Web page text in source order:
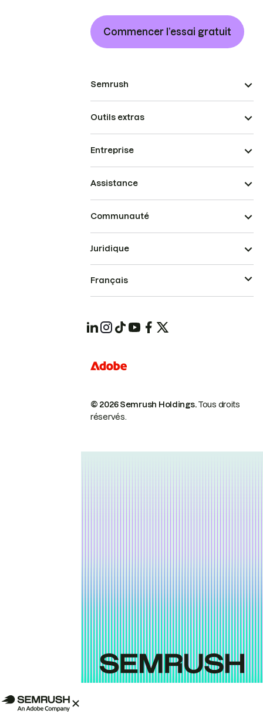
Commencer l’essai gratuit
Semrush
Outils extras
Entreprise
Assistance
Communauté
© 2026 Semrush Holdings.Tous droits
réservés.
Juridique
Français